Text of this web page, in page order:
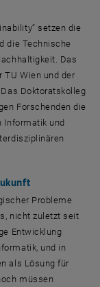
“ setzen die
die Technische
Das
TU Wien und der
Doktoratskolleg
Forschenden die
Informatik und
Probleme
nicht zuletzt seit
Entwicklung
und in
als Lösung für
müssen